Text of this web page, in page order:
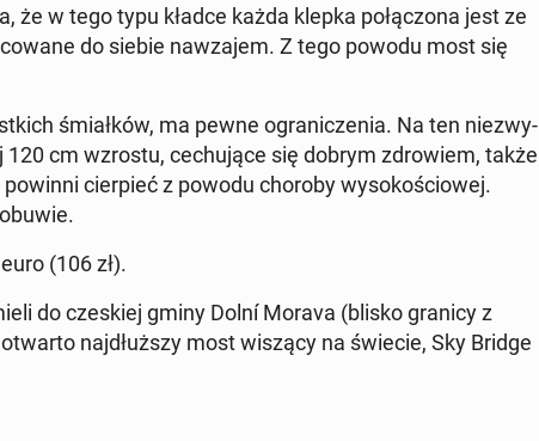
w tego typu kładce każda klepka po­łą­czo­na jest ze
do siebie na­wza­jem. Z tego powodu most się
śmiał­ków, ma pewne ogra­ni­cze­nia. Na ten nie­zwy­
cm wzrostu, ce­chu­ją­ce się dobrym zdro­wiem, także
cier­pieć z powodu choroby wy­so­ko­ścio­wej.
(106 zł).
do cze­skiej gminy Dolní Morava (blisko granicy z
naj­dłuż­szy most wiszący na świecie, Sky Bridge